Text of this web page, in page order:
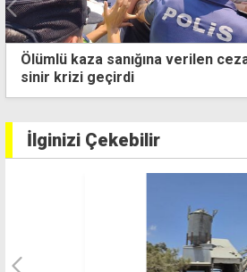
"AB ile de güven yaratıcı
İlginizi Çekebilir